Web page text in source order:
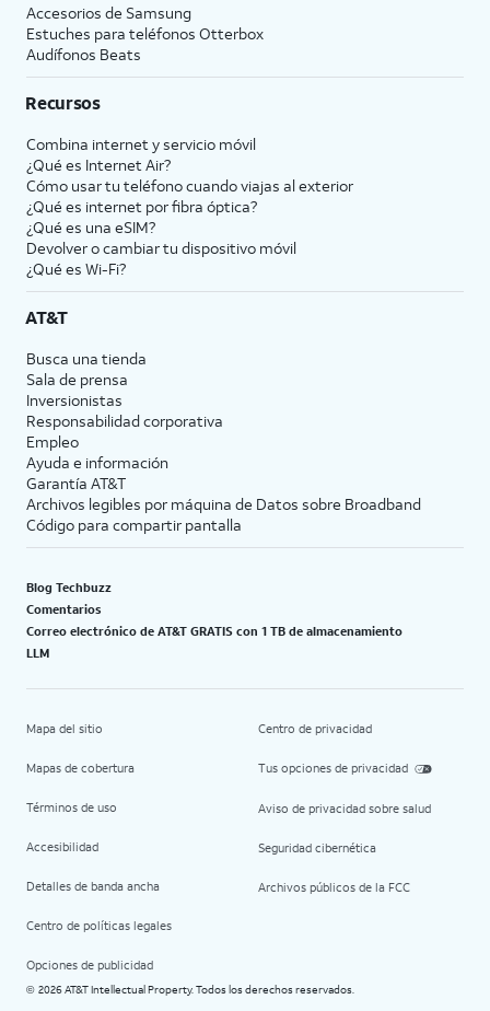
Accesorios de Samsung
Estuches para teléfonos Otterbox
Audífonos Beats
Recursos
Combina internet y servicio móvil
¿Qué es Internet Air?
Cómo usar tu teléfono cuando viajas al exterior
¿Qué es internet por fibra óptica?
¿Qué es una eSIM?
Devolver o cambiar tu dispositivo móvil
¿Qué es Wi-Fi?
AT&T
Busca una tienda
Sala de prensa
Inversionistas
Responsabilidad corporativa
Empleo
Ayuda e información
Garantía AT&T
Archivos legibles por máquina de Datos sobre Broadband
Código para compartir pantalla
Blog Techbuzz
Comentarios
Correo electrónico de AT&T GRATIS con 1 TB de almacenamiento
LLM
Mapa del sitio
Mapas de cobertura
Términos de uso
Accesibilidad
Detalles de banda ancha
Centro de políticas legales
Opciones de publicidad
Centro de privacidad
Tus opciones de privacidad
Aviso de privacidad sobre salud
Seguridad cibernética
Archivos públicos de la FCC
© 2026 AT&T Intellectual Property. Todos los derechos reservados.